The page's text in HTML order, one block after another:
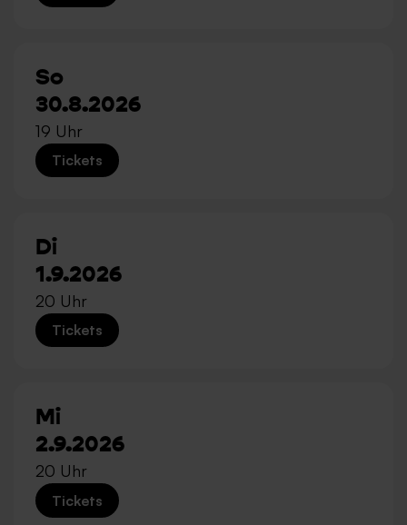
So
30.8.2026
19 Uhr
Tickets
Di
1.9.2026
20 Uhr
Tickets
Mi
2.9.2026
20 Uhr
Tickets